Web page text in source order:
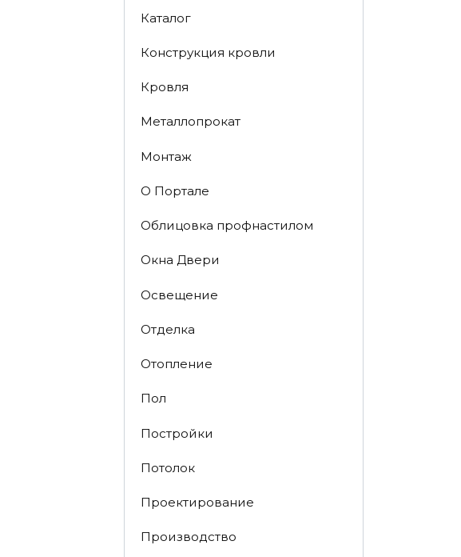
Каталог
Конструкция кровли
Кровля
Металлопрокат
Монтаж
О Портале
Облицовка профнастилом
Окна Двери
Освещение
Отделка
Отопление
Пол
Постройки
Потолок
Проектирование
Производство